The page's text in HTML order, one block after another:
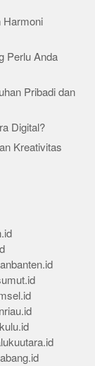
Harmoni
Perlu Anda
Pribadi dan
Digital?
Kreativitas